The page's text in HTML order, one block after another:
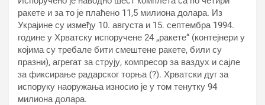
ракете и за то је плаћено 11,5 милиона долара. Из
Украјине су између 10. августа и 15. септембра 1994.
године у Хрватску испоручене 24 „ракете“ (контејнери у
којима су требале бити смештене ракете, били су
празни), агрегат за струју, компресор за ваздух и сајле
за фиксирање радарског торња (?). Хрватски дуг за
испоруку наоружања износио је у том тенутку 94
милиона долара.